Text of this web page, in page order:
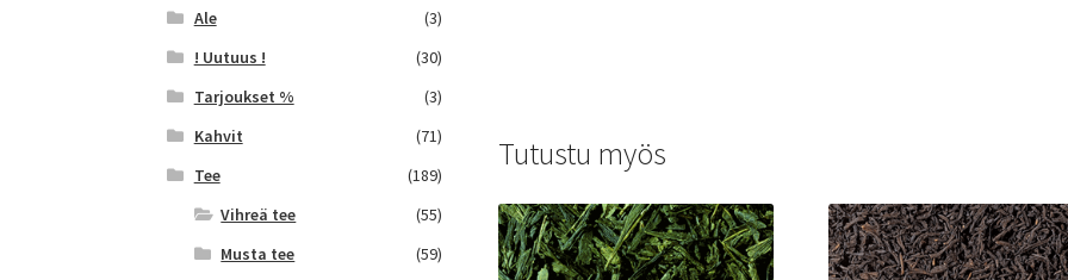
Tutustu myös
Ale
(3)
! Uutuus !
(30)
Tarjoukset %
(3)
Kahvit
(71)
Tee
(189)
Vihreä tee
(55)
Musta tee
(59)